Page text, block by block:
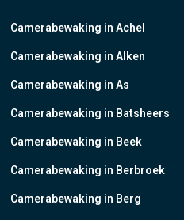
Camerabewaking in Achel
Camerabewaking in Alken
Camerabewaking in As
Camerabewaking in Batsheers
Camerabewaking in Beek
Camerabewaking in Berbroek
Camerabewaking in Berg